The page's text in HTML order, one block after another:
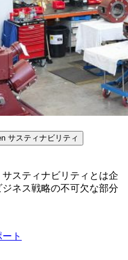
サスティナビリティ
スティナビリティとは企
ネス戦略の不可欠な部分
ト